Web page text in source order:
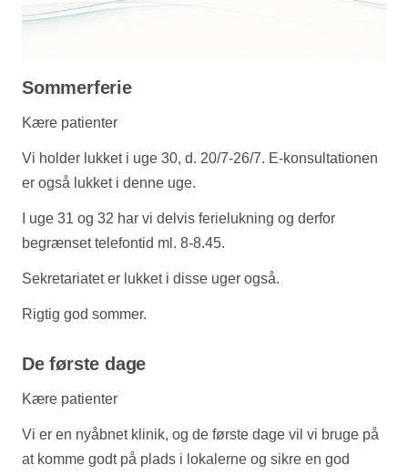
Sommerferie
Kære patienter
Vi holder lukket i uge 30, d. 20/7-26/7. E-konsultationen
er også lukket i denne uge.
I uge 31 og 32 har vi delvis ferielukning og derfor
begrænset telefontid ml. 8-8.45.
Sekretariatet er lukket i disse uger også.
Rigtig god sommer.
De første dage
Kære patienter
Vi er en nyåbnet klinik, og de første dage vil vi bruge på
at komme godt på plads i lokalerne og sikre en god